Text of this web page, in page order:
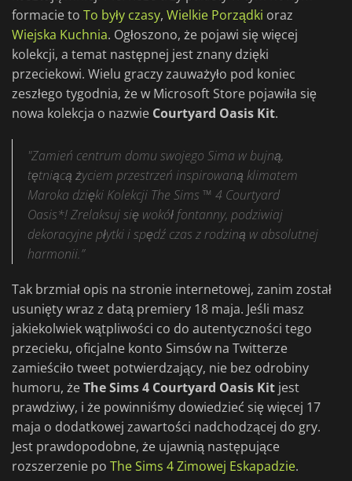
formacie to To były czasy, Wielkie Porządki oraz
Wiejska Kuchnia. Ogłoszono, że pojawi się więcej
kolekcji, a temat następnej jest znany dzięki
przeciekowi. Wielu graczy zauważyło pod koniec
zeszłego tygodnia, że w Microsoft Store pojawiła się
nowa kolekcja o nazwie Courtyard Oasis Kit.
"Zamień centrum domu swojego Sima w bujną,
tętniącą życiem przestrzeń inspirowaną klimatem
Maroka dzięki Kolekcji The Sims ™ 4 Courtyard
Oasis*! Zrelaksuj się wokół fontanny, podziwiaj
dekoracyjne płytki i spędź czas z rodziną w absolutnej
harmonii.”
Tak brzmiał opis na stronie internetowej, zanim został
usunięty wraz z datą premiery 18 maja. Jeśli masz
jakiekolwiek wątpliwości co do autentyczności tego
przecieku, oficjalne konto Simsów na Twitterze
zamieściło tweet potwierdzający, nie bez odrobiny
humoru, żeThe Sims 4 Courtyard Oasis Kit jest
prawdziwy, i że powinniśmy dowiedzieć się więcej 17
maja o dodatkowej zawartości nadchodzącej do gry.
Jest prawdopodobne, że ujawnią następujące
rozszerzenie po The Sims 4 Zimowej Eskapadzie.